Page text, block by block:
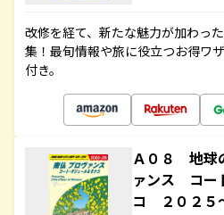
改修を経て、新たな魅力が加わっ
集！最旬情報や旅に役立つお得ワ
付き。
Ａ０８ 地
ァンス コー
コ ２０２５